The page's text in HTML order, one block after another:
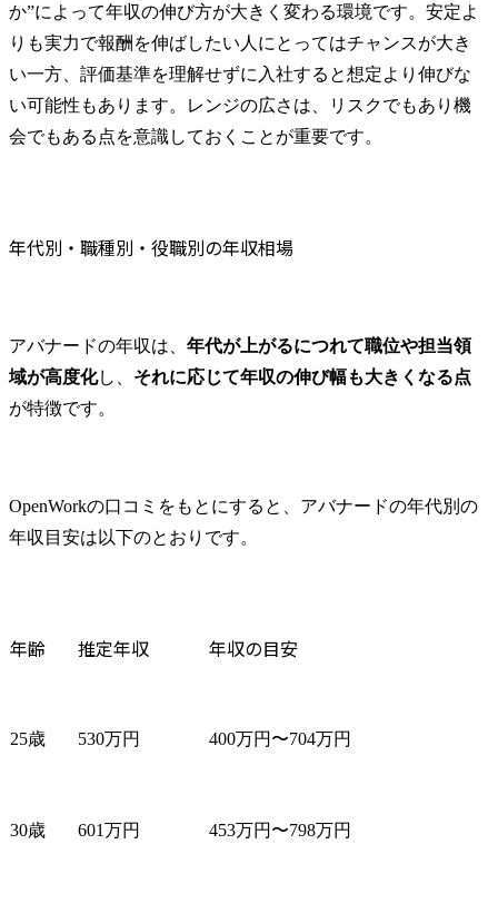
か”によって年収の伸び方が大きく変わる環境です。安定よ
りも実力で報酬を伸ばしたい人にとってはチャンスが大き
い一方、評価基準を理解せずに入社すると想定より伸びな
い可能性もあります。レンジの広さは、リスクでもあり機
会でもある点を意識しておくことが重要です。
年代別・職種別・役職別の年収相場
アバナードの年収は、 年代が上がるにつれて職位や担当領
域が高度化し、 それに応じて年収の伸び幅も大きくなる点
が特徴です。
OpenWorkの口コミをもとにすると、アバナードの年代別の
年収目安は以下のとおりです。
年齢 推定年収 年収の目安
25歳 530万円 400万円〜704万円
30歳 601万円 453万円〜798万円